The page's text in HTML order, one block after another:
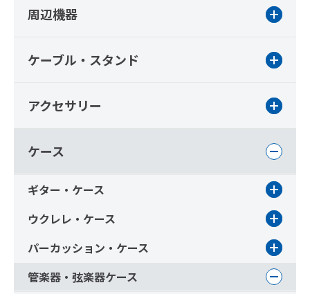
周辺機器
ケーブル・スタンド
アクセサリー
ケース
ギター・ケース
ウクレレ・ケース
パーカッション・ケース
管楽器・弦楽器ケース